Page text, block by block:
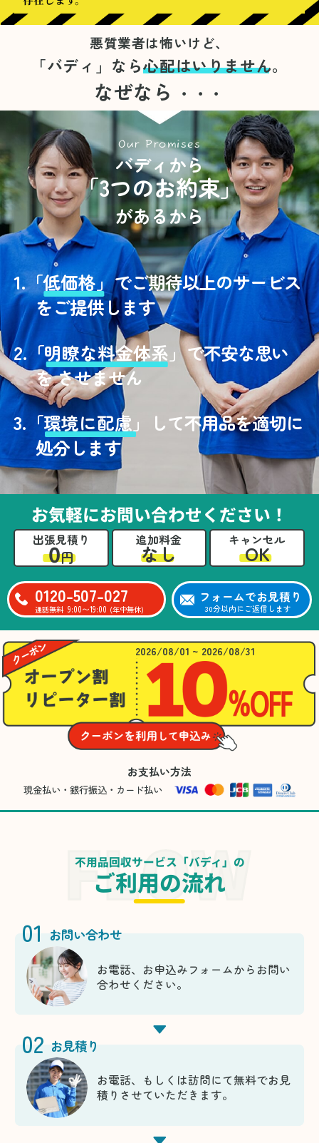
悪質業者は怖いけど、
「バディ」なら心配はいりません。
なぜなら ・・・
Our Promises
バディから
「3つのお約束」
があるから
1.「低価格」でご期待以上のサービス
をご提供します
2.「明瞭な料金体系」で不安な思い
を させません
3. 「環境に配慮」
して不用品を適切に
処分します
お気軽にお問い合わせください！
出張見積り
0円
追加料金
なし
キャンセル
OK
0120-507-027
通話無料 9:00〜19:00 (年中無休)
フォームでお見積り
30分以内にご返信します
2026/08/01 ~ 2026/08/31
お支払い方法
現金払い・銀行振込・カード払い
不用品回収サービス「バディ」の
ご利用の流れ
01 お問い合わせ
お電話、お申込みフォームからお問い
合わせください。
02 お見積り
お電話、もしくは訪問にて無料でお見
積りさせていただきます。